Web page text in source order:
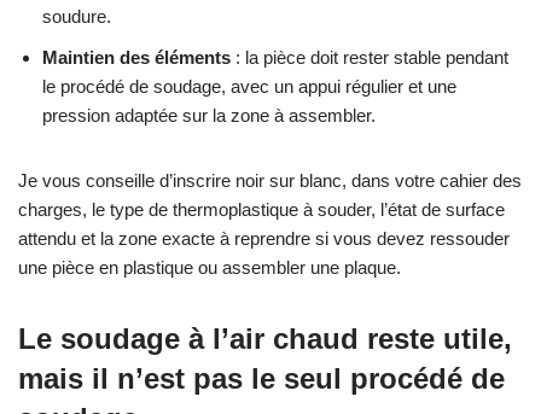
soudure.
Maintien des éléments : la pièce doit rester stable pendant
le procédé de soudage, avec un appui régulier et une
pression adaptée sur la zone à assembler.
Je vous conseille d’inscrire noir sur blanc, dans votre cahier des
charges, le type de thermoplastique à souder, l’état de surface
attendu et la zone exacte à reprendre si vous devez ressouder
une pièce en plastique ou assembler une plaque.
Le soudage à l’air chaud reste utile,
mais il n’est pas le seul procédé de